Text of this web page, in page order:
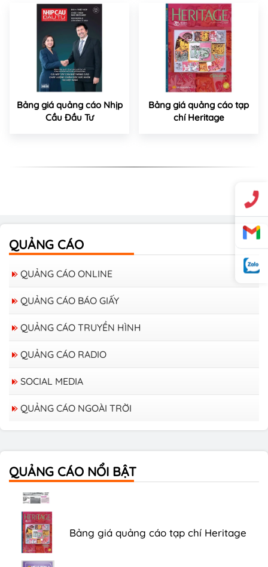
Bảng giá quảng cáo Nhịp
Cầu Đầu Tư
Bảng giá quảng cáo tạp
chí Heritage
QUẢNG CÁO
QUẢNG CÁO ONLINE
QUẢNG CÁO BÁO GIẤY
QUẢNG CÁO TRUYỀN HÌNH
QUẢNG CÁO RADIO
SOCIAL MEDIA
QUẢNG CÁO NGOÀI TRỜI
QUẢNG CÁO NỔI BẬT
Bảng giá quảng cáo Báo Tuổi Trẻ